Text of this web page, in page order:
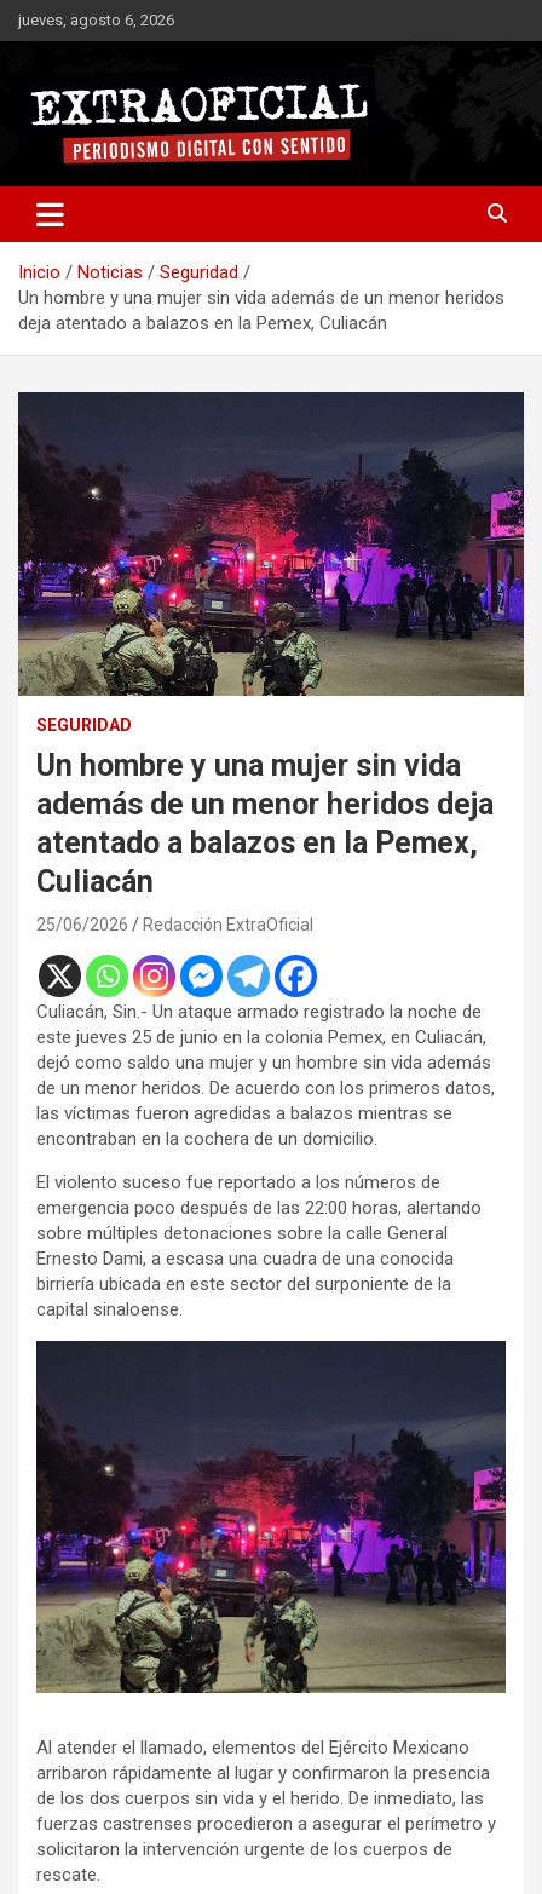
Saltar
al
jueves, agosto 6, 2026
Extraoficial
Inicio Noticias
Seguridad
Un hombre y una mujer sin vida además de un menor heridos
deja atentado a balazos en la Pemex, Culiacán
SEGURIDAD
Un hombre y una mujer sin vida
además de un menor heridos deja
atentado a balazos en la Pemex,
Culiacán
25/06/2026 Redacción ExtraOficial
Culiacán, Sin.- Un ataque armado registrado la noche de
este jueves 25 de junio en la colonia Pemex, en Culiacán,
dejó como saldo una mujer y un hombre sin vida además
de un menor heridos. De acuerdo con los primeros datos,
las víctimas fueron agredidas a balazos mientras se
encontraban en la cochera de un domicilio.
El violento suceso fue reportado a los números de
emergencia poco después de las 22:00 horas, alertando
sobre múltiples detonaciones sobre la calle General
Ernesto Dami, a escasa una cuadra de una conocida
birriería ubicada en este sector del surponiente de la
capital sinaloense.
Al atender el llamado, elementos del Ejército Mexicano
arribaron rápidamente al lugar y confirmaron la presencia
de los dos cuerpos sin vida y el herido. De inmediato, las
fuerzas castrenses procedieron a asegurar el perímetro y
solicitaron la intervención urgente de los cuerpos de
rescate.